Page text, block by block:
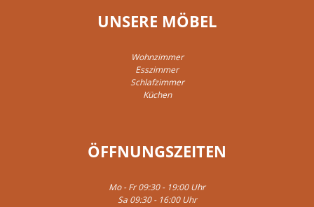
UNSERE MÖBEL
Wohnzimmer
Esszimmer
Schlafzimmer
Küchen
ÖFFNUNGSZEITEN
Mo - Fr 09:30 - 19:00 Uhr
Sa 09:30 - 16:00 Uhr